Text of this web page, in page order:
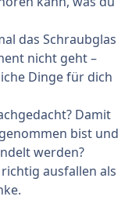
das Schraubglas
nicht geht –
Dinge für dich
Damit
bist und
werden?
ausfallen als